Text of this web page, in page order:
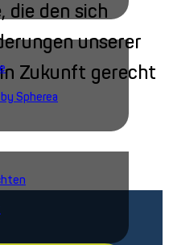
Spherea
die den sich
unserer
Zukunft gerecht